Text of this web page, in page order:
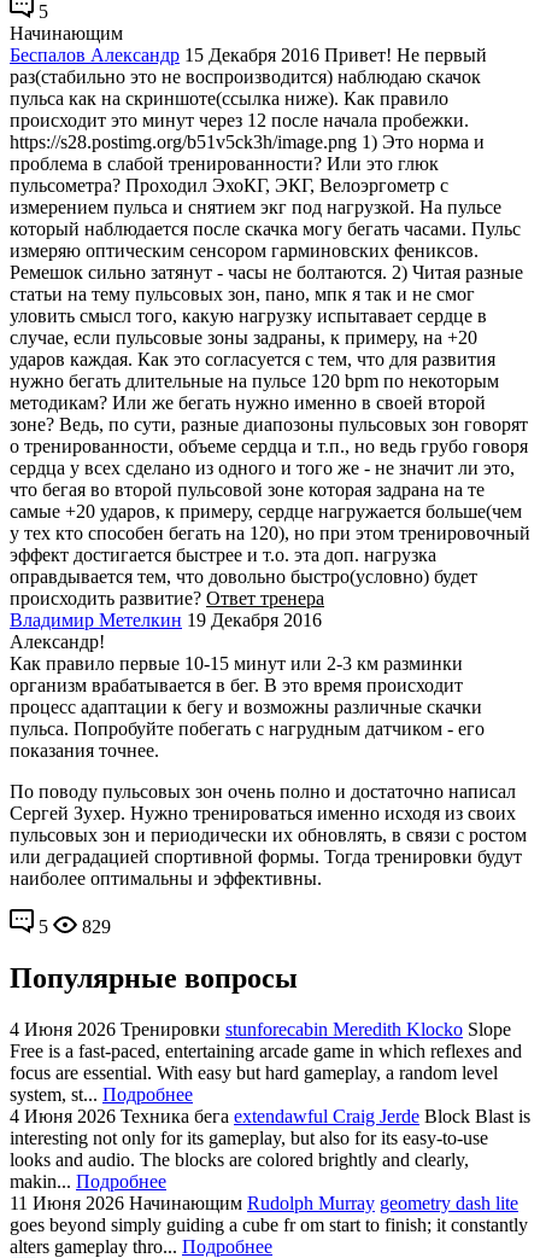
5
Начинающим
Беспалов Александр 15 Декабря 2016 Привет! Не первый
раз(стабильно это не воспроизводится) наблюдаю скачок
пульса как на скриншоте(ссылка ниже). Как правило
происходит это минут через 12 после начала пробежки.
https://s28.postimg.org/b51v5ck3h/image.png 1) Это норма и
проблема в слабой тренированности? Или это глюк
пульсометра? Проходил ЭхоКГ, ЭКГ, Велоэргометр с
измерением пульса и снятием экг под нагрузкой. На пульсе
который наблюдается после скачка могу бегать часами. Пульс
измеряю оптическим сенсором гарминовских фениксов.
Ремешок сильно затянут - часы не болтаются. 2) Читая разные
статьи на тему пульсовых зон, пано, мпк я так и не смог
уловить смысл того, какую нагрузку испытавает сердце в
случае, если пульсовые зоны задраны, к примеру, на +20
ударов каждая. Как это согласуется с тем, что для развития
нужно бегать длительные на пульсе 120 bpm по некоторым
методикам? Или же бегать нужно именно в своей второй
зоне? Ведь, по сути, разные диапозоны пульсовых зон говорят
о тренированности, объеме сердца и т.п., но ведь грубо говоря
сердца у всех сделано из одного и того же - не значит ли это,
что бегая во второй пульсовой зоне которая задрана на те
самые +20 ударов, к примеру, сердце нагружается больше(чем
у тех кто способен бегать на 120), но при этом тренировочный
эффект достигается быстрее и т.о. эта доп. нагрузка
оправдывается тем, что довольно быстро(условно) будет
происходить развитие? Ответ тренера
Владимир Метелкин 19 Декабря 2016
Александр!
Как правило первые 10-15 минут или 2-3 км разминки
организм врабатывается в бег. В это время происходит
процесс адаптации к бегу и возможны различные скачки
пульса. Попробуйте побегать с нагрудным датчиком - его
показания точнее.
По поводу пульсовых зон очень полно и достаточно написал
Сергей Зухер. Нужно тренироваться именно исходя из своих
пульсовых зон и периодически их обновлять, в связи с ростом
или деградацией спортивной формы. Тогда тренировки будут
наиболее оптимальны и эффективны.
5 829
Популярные вопросы
4 Июня 2026 Тренировки stunforecabin Meredith Klocko Slope
Free is a fast-paced, entertaining arcade game in which reflexes and
focus are essential. With easy but hard gameplay, a random level
system, st... Подробнее
4 Июня 2026 Техника бега extendawful Craig Jerde Block Blast is
interesting not only for its gameplay, but also for its easy-to-use
looks and audio. The blocks are colored brightly and clearly,
makin... Подробнее
11 Июня 2026 Начинающим Rudolph Murray geometry dash lite
goes beyond simply guiding a cube fr om start to finish; it constantly
alters gameplay thro... Подробнее